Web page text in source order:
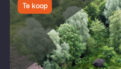
Te koop